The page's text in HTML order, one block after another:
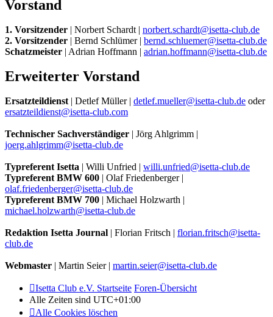
Vorstand
1. Vorsitzender | Norbert Schardt | norbert.schardt@isetta-club.de
2. Vorsitzender | Bernd Schlümer | bernd.schluemer@isetta-club.de
Schatzmeister | Adrian Hoffmann | adrian.hoffmann@isetta-club.de
Erweiterter Vorstand
Ersatzteildienst | Detlef Müller | detlef.mueller@isetta-club.de oder
ersatzteildienst@isetta-club.com
Technischer Sachverständiger | Jörg Ahlgrimm |
joerg.ahlgrimm@isetta-club.de
Typreferent Isetta | Willi Unfried | willi.unfried@isetta-club.de
Typreferent BMW 600 | Olaf Friedenberger |
olaf.friedenberger@isetta-club.de
Typreferent BMW 700 | Michael Holzwarth |
michael.holzwarth@isetta-club.de
Redaktion Isetta Journal | Florian Fritsch | florian.fritsch@isetta-
club.de
Webmaster | Martin Seier | martin.seier@isetta-club.de
Isetta Club e.V. Startseite Foren-Übersicht
Alle Zeiten sind UTC+01:00
Alle Cookies löschen